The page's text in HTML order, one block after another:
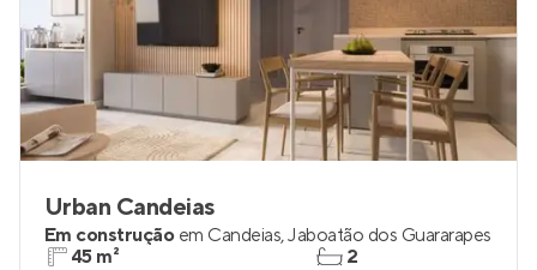
Urban Candeias
Em construção em Candeias,Jaboatão dos Guararapes
45 m²
2